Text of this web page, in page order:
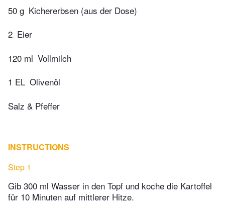
50 g Kichererbsen (aus der Dose)
2 Eier
120 ml Vollmilch
1 EL Olivenöl
Salz & Pfeffer
INSTRUCTIONS
Step 1
Gib 300 ml Wasser in den Topf und koche die Kartoffel
für 10 Minuten auf mittlerer Hitze.